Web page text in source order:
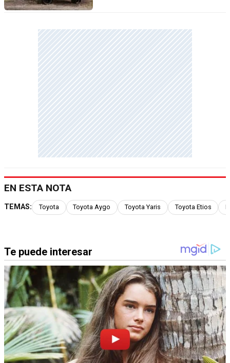
EN ESTA NOTA
TEMAS: Toyota Toyota Aygo Toyota Yaris Toyota Etios